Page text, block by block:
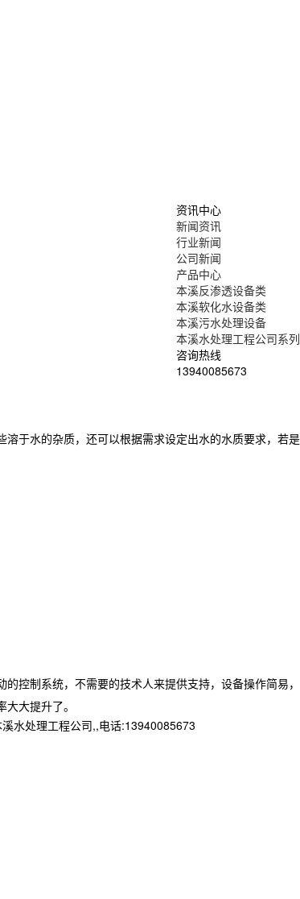
资讯中心
新闻资讯
行业新闻
公司新闻
产品中心
本溪反渗透设备类
本溪软化水设备类
本溪污水处理设备
本溪水处理工程公司系列
咨询热线
13940085673
于水的杂质，还可以根据需求设定出水的水质要求，若是
控制系统，不需要的技术人来提供支持，设备操作简易，
大提升了。
水处理工程公司,,电话:13940085673